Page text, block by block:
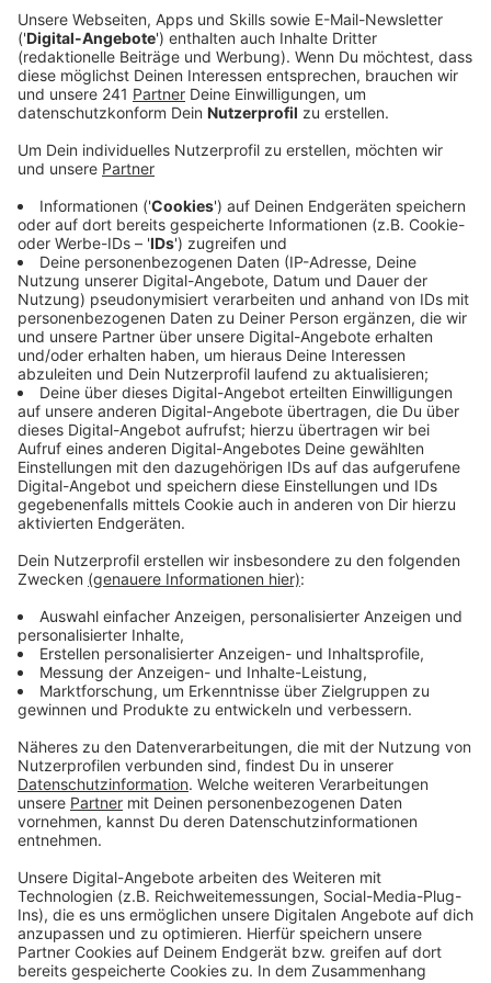
sollen in Zukunft Drohnen eingesetzt werden.
Veröffentlicht:Montag, 16.09.2019 13:57
Drohnen helfen immer dann, wenn man sich einen
Überblick verschaffen muss. Und sie sollen dort
eingesetzt werden, wo bisher nur ein Hubschrauber
weitergeholfen hat. Es gibt viele Szenarien, in denen
eine Drohne bei Polizei und Feuerwehr hilfreich sein
kann.
Beispiel 1: Ein Großfeuer in einer Lagerhalle bei der
niemand so recht weiß, was dort gelagert wird. Eine
Drohne könnte losgeschickt werden und wäre noch
vor der Feuerwehrleute am Ort des Geschehens. Sie
kann Live-Bilder an den Einsatzleiter schicken und
Analysen von Luftproben.
Beispiel 2: Nach einem Fußballspiel bilden sich auf
dem Weg zwischen Stadion und Bahnhof zahlreiche
Tumulte, eine Massenpanik bricht aus. Da die
Übersicht zu behalten, ohne Überwachung aus der Luft
ist extrem schwierig. Und die Kameras der Polizei-
Drohnen können genau, wie die der Hubschrauber, als
Wärmebildkamera genutzt werden. Ende nächsten
Jahres könnten die ersten Drohnen eingesetzt
werden. Zum Teil werden sie schon testweise
eingesetzt.
Zu klären ist noch der rechtliche Rahmen. Denn noch
bisherigen Regeln des Luft-Rechts verhält.
Text: José Narciandi
Anzeige